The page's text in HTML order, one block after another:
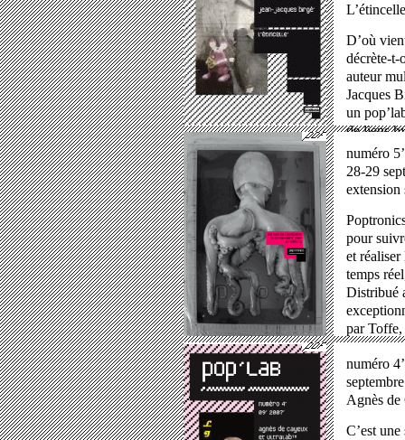
L’étincelle
D’où
décrète-t-
auteur
Jacques
un
de liens
numéro 5’
28-29
extension
pour
et réaliser
temps
Distribué
par
numéro 4’
Agnès
C’est